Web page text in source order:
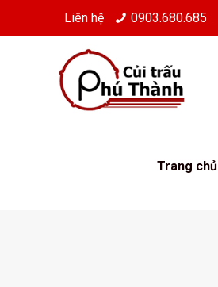
Liên hệ 0903.680.685
Trang chủ